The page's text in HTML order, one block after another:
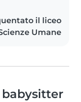
il liceo
Umane